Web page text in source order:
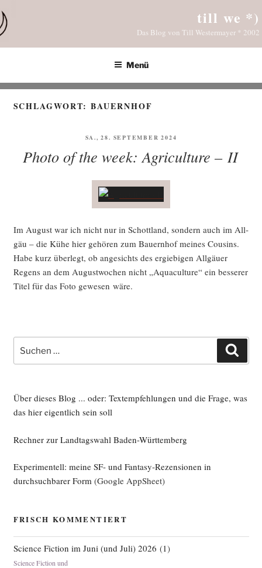
Inhalt
springen
till we *)
Das Blog von Till Westermayer * 2002
Menü
SCHLAGWORT:BAUERNHOF
VERÖFFENTLICHT
SA., 28. SEPTEMBER 2024
Photo of the week: Agriculture – II
Im August war ich nicht nur in Schott­land, son­dern auch im All­
gäu – die Kühe hier gehö­ren zum Bau­ern­hof mei­nes Cou­sins.
Habe kurz über­legt, ob ange­sichts des ergie­bi­gen All­gäu­er
Regens an dem August­wo­chen nicht „Aquacul­tu­re“ ein bes­se­rer
Titel für das Foto gewe­sen wäre.
nach:
Über dieses Blog ... oder: Textempfehlungen und die Frage, was
das hier eigentlich sein soll
Rechner zur Landtagswahl Baden-Württemberg
Experimentell: meine SF- und Fantasy-Rezensionen in
durchsuchbarer Form(Google AppSheet)
FRISCH KOMMENTIERT
Science Fiction im Juni (und Juli) 2026 (1)
Science Fiction und